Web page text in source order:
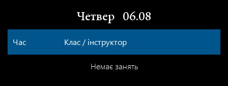
Четвер 06.08
Час Клас / інструктор
Немає занять